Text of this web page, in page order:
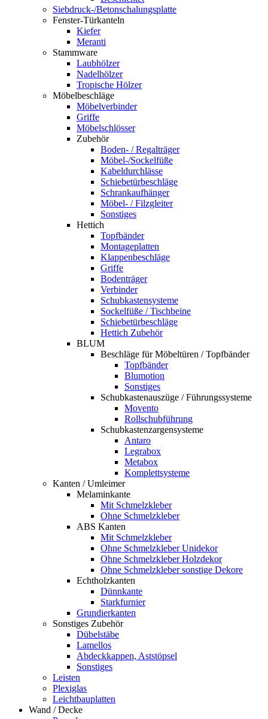
Siebdruck-/Betonschalungsplatte
Fenster-Türkanteln
Kiefer
Meranti
Stammware
Laubhölzer
Nadelhölzer
Tropische Hölzer
Möbelbeschläge
Möbelverbinder
Griffe
Möbelschlösser
Zubehör
Boden- / Regalträger
Möbel-/Sockelfüße
Kabeldurchlässe
Schiebetürbeschläge
Schrankaufhänger
Möbel- / Filzgleiter
Sonstiges
Hettich
Topfbänder
Montageplatten
Klappenbeschläge
Griffe
Bodenträger
Verbinder
Schubkastensysteme
Sockelfüße / Tischbeine
Schiebetürbeschläge
Hettich Zubehör
BLUM
Beschläge für Möbeltüren / Topfbänder
Topfbänder
Blumotion
Sonstiges
Schubkastenauszüge / Führungssysteme
Movento
Rollschubführung
Schubkastenzargensysteme
Antaro
Legrabox
Metabox
Komplettsysteme
Kanten / Umleimer
Melaminkante
Mit Schmelzkleber
Ohne Schmelzkleber
ABS Kanten
Mit Schmelzkleber
Ohne Schmelzkleber Unidekor
Ohne Schmelzkleber Holzdekor
Ohne Schmelzkleber sonstige Dekore
Echtholzkanten
Dünnkante
Starkfurnier
Grundierkanten
Sonstiges Zubehör
Dübelstäbe
Lamellos
Abdeckkappen, Aststöpsel
Sonstiges
Leisten
Plexiglas
Leichtbauplatten
Wand / Decke